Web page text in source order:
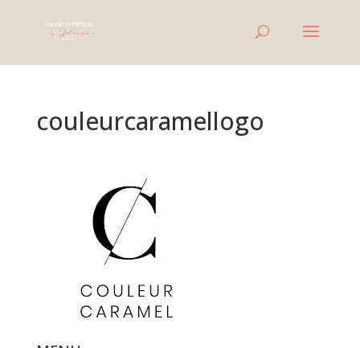
couleurcaramellogo